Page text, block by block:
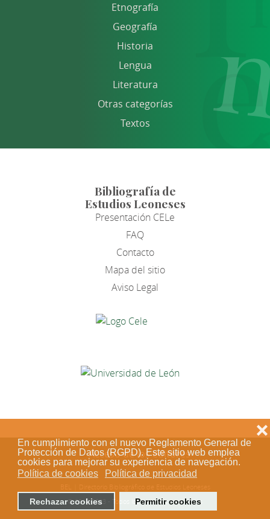
En cumplimiento con el nuevo Reglamento General de
Protección de Datos (RGPD). Este sitio web emplea
cookies para mejorar su experiencia de navegación.
Política de cookies
Política de privacidad
Rechazar cookies Permitir cookies
❌
Etnografía
Geografía
Historia
Lengua
Literatura
Otras categorías
Textos
Bibliografía de
Estudios Leoneses
Presentación CELe
FAQ
Contacto
Mapa del sitio
Aviso Legal
Acceso de los editores
© 2018-2023 - Todos los derechos reservados